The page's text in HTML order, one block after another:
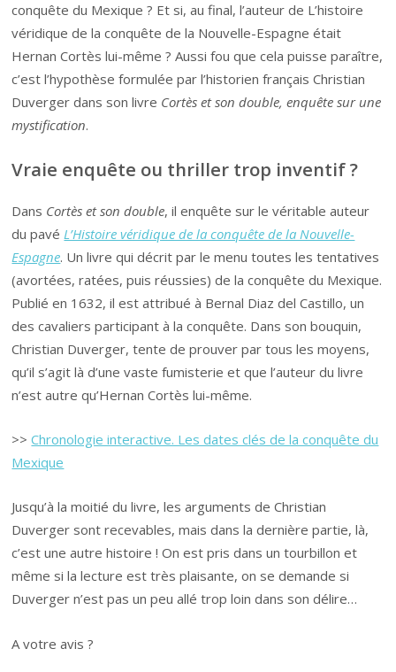
conquête du Mexique ? Et si, au final, l’auteur de L’histoire
véridique de la conquête de la Nouvelle-Espagne était
Hernan Cortès lui-même ? Aussi fou que cela puisse paraître,
c’est l’hypothèse formulée par l’historien français Christian
Duverger dans son livre Cortès et son double, enquête sur une
mystification.
Vraie enquête ou thriller trop inventif ?
Dans Cortès et son double, il enquête sur le véritable auteur
du pavé L’Histoire véridique de la conquête de la Nouvelle-
Espagne. Un livre qui décrit par le menu toutes les tentatives
(avortées, ratées, puis réussies) de la conquête du Mexique.
Publié en 1632, il est attribué à Bernal Diaz del Castillo, un
des cavaliers participant à la conquête. Dans son bouquin,
Christian Duverger, tente de prouver par tous les moyens,
qu’il s’agit là d’une vaste fumisterie et que l’auteur du livre
n’est autre qu’Hernan Cortès lui-même.
>>Chronologie interactive. Les dates clés de la conquête du
Mexique
Jusqu’à la moitié du livre, les arguments de Christian
Duverger sont recevables, mais dans la dernière partie, là,
c’est une autre histoire ! On est pris dans un tourbillon et
même si la lecture est très plaisante, on se demande si
Duverger n’est pas un peu allé trop loin dans son délire…
A votre avis ?